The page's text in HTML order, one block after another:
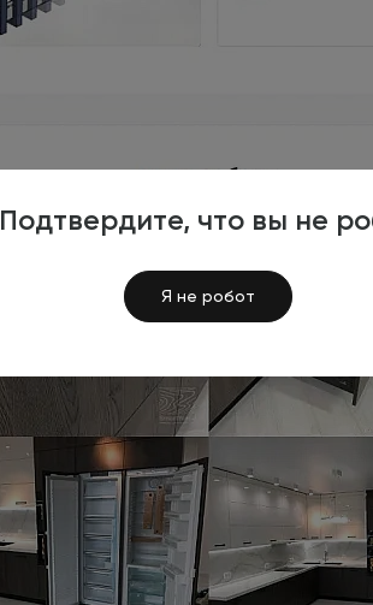
Подтвердите, что вы не
Я не робот